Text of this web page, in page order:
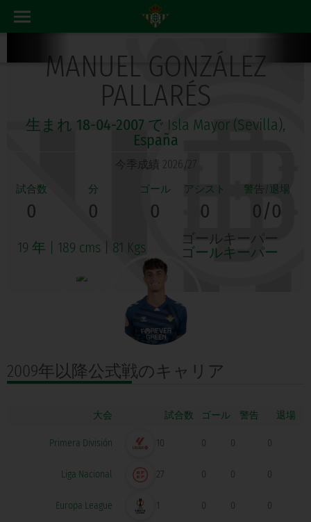
MANUEL GONZÁLEZ
PALLARÉS
生まれ 18-04-2007 で Isla Mayor (Sevilla),
España
今季成績 2026/27
0 0 0 0 0/0
19 年 189 cms 81 Kgs
ゴールキーパー
ゴールキーパー
2009年以降公式戦のキャリア
大会 ゴール
Primera División 10 0 0 0
Liga Nacional 27 0 0 0
Europa League 1 0 0 0